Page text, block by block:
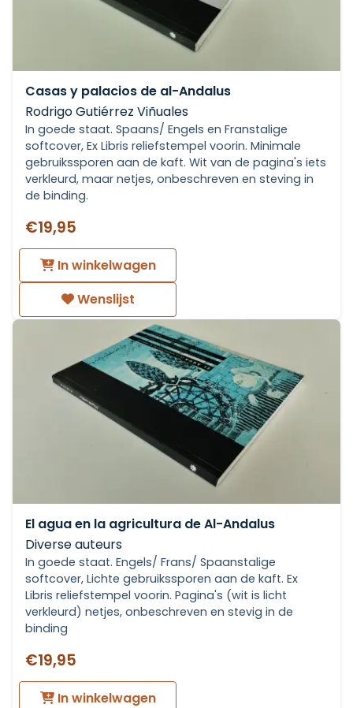
Casas y palacios de al-Andalus
Rodrigo Gutiérrez Viñuales
In goede staat. Spaans/ Engels en Franstalige
softcover, Ex Libris reliefstempel voorin. Minimale
gebruikssporen aan de kaft. Wit van de pagina's iets
verkleurd, maar netjes, onbeschreven en steving in
de binding.
€19,95
In winkelwagen
Wenslijst
El agua en la agricultura de Al-Andalus
Diverse auteurs
In goede staat. Engels/ Frans/ Spaanstalige
softcover, Lichte gebruikssporen aan de kaft. Ex
Libris reliefstempel voorin. Pagina's (wit is licht
verkleurd) netjes, onbeschreven en stevig in de
binding
€19,95
In winkelwagen